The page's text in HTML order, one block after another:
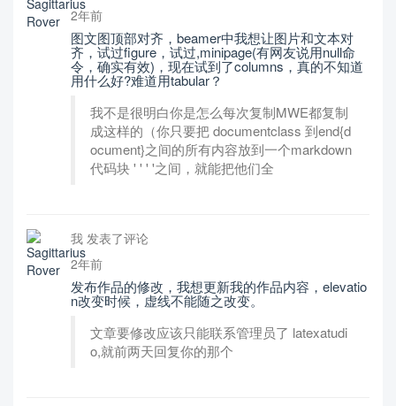
2年前
图文图顶部对齐，beamer中我想让图片和文本对
齐，试过figure，试过,minipage(有网友说用null命
令，确实有效)，现在试到了columns，真的不知道
用什么好?难道用tabular？
我不是很明白你是怎么每次复制MWE都复制
成这样的（你只要把 documentclass 到end{d
ocument}之间的所有内容放到一个markdown
代码块 ' ' ' '之间，就能把他们全
我 发表了评论
2年前
发布作品的修改，我想更新我的作品内容，elevatio
n改变时候，虚线不能随之改变。
文章要修改应该只能联系管理员了 latexatudi
o,就前两天回复你的那个